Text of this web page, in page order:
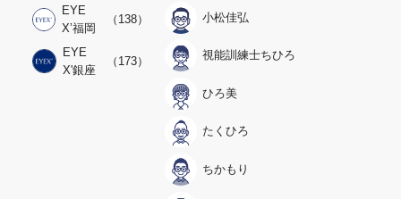
EYE
X’福岡
（138）
EYE
X'銀座
（173）
小松佳弘
視能訓練士ちひろ
ひろ美
たくひろ
ちかもり